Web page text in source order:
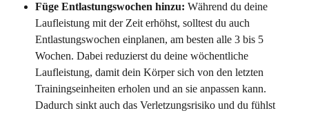
Füge Entlastungswochen hinzu: Während du deine
Laufleistung mit der Zeit erhöhst, solltest du auch
Entlastungswochen einplanen, am besten alle 3 bis 5
Wochen. Dabei reduzierst du deine wöchentliche
Laufleistung, damit dein Körper sich von den letzten
Trainingseinheiten erholen und an sie anpassen kann.
Dadurch sinkt auch das Verletzungsrisiko und du fühlst